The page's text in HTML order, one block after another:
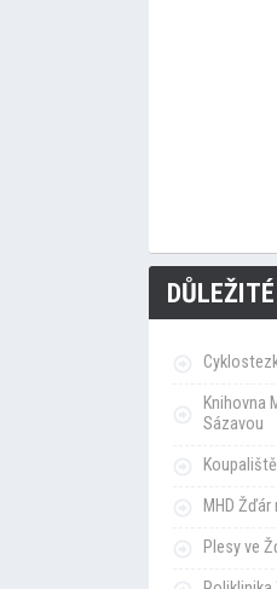
Knihovna
Sázavou
MHD
Plesy ve